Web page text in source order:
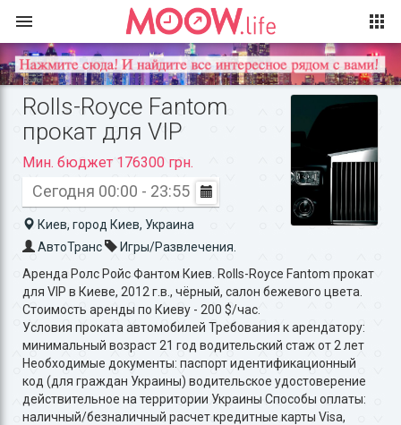
Rolls-Royce Fantom
прокат для VIP
Мин. бюджет 176300 грн.
Сегодня 00:00 - 23:55
Киев, город Киев, Украина
АвтоТранс
Игры/Развлечения.
Аренда Ролс Ройс Фантом Киев. Rolls-Royce Fantom прокат
для VIP в Киеве, 2012 г.в., чёрный, салон бежевого цвета.
Стоимость аренды по Киеву - 200 $/час.
Условия проката автомобилей Требования к арендатору:
минимальный возраст 21 год водительский стаж от 2 лет
Необходимые документы: паспорт идентификационный
код (для граждан Украины) водительское удостоверение
действительное на территории Украины Способы оплаты:
наличный/безналичный расчет кредитные карты Visa,